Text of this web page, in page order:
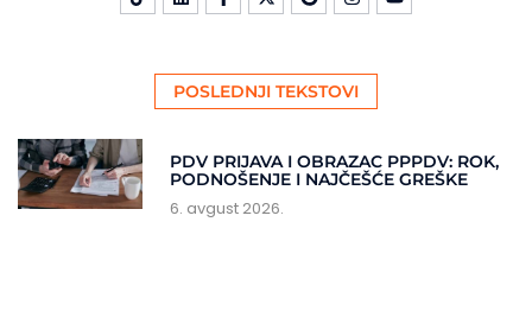
POSLEDNJI TEKSTOVI
PDV PRIJAVA I OBRAZAC PPPDV: ROK,
PODNOŠENJE I NAJČEŠĆE GREŠKE
6. avgust 2026.